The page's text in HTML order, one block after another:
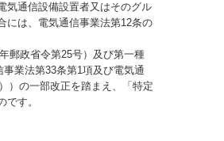
気通信設備設置者又はそのグル
には、電気通信事業法第12条の
郵政省令第25号）及び第一種
業法第33条第1項及び電気通
）の一部改正を踏まえ、「特定
す。